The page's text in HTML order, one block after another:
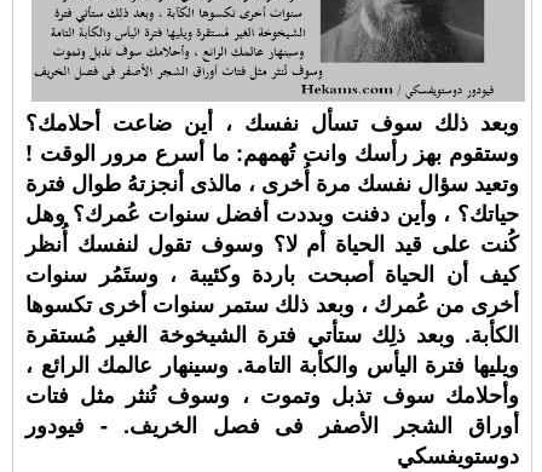
وبعد ذلك سوف تسأل نفسك ، أين ضاعت أحلامك؟
وستقوم بهز رأسك وانت تُهمهم: ما أسرع مرور الوقت !
وتعيد سؤال نفسك مرة أُخرى ، مالذى أنجزتهُ طوال فترة
حياتك؟ ، وأين دفنت وبددت أفضل سنوات عُمرك؟ وهل
كُنت على قيد الحياة أم لا؟ وسوف تقول لنفسك أُنظر
كيف أن الحياة أصبحت باردة وكئيبة ، وستَمُر سنوات
أخرى من عُمرك ، وبعد ذلك ستمر سنوات أخرى تكسوها
الكأبة. وبعد ذلِك ستأتي فترة الشيخوخة الغير مُستقرة
ويليها فترة اليأس والكأبة التامة. وسينهار عالمك الرائع ،
وأحلامك سوف تذبل وتموت ، وسوف تُنثر مثل فتات
أوراق الشجر الأصفر فى فصل الخريف. - فيودور
دوستويفسكي